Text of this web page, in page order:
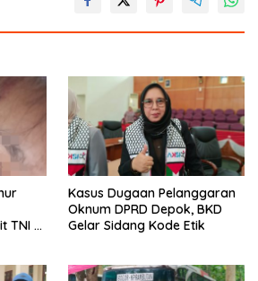
TNI di
Kasus Dugaan Pelanggaran
Oknum DPRD Depok, BKD
Gelar Sidang Kode Etik